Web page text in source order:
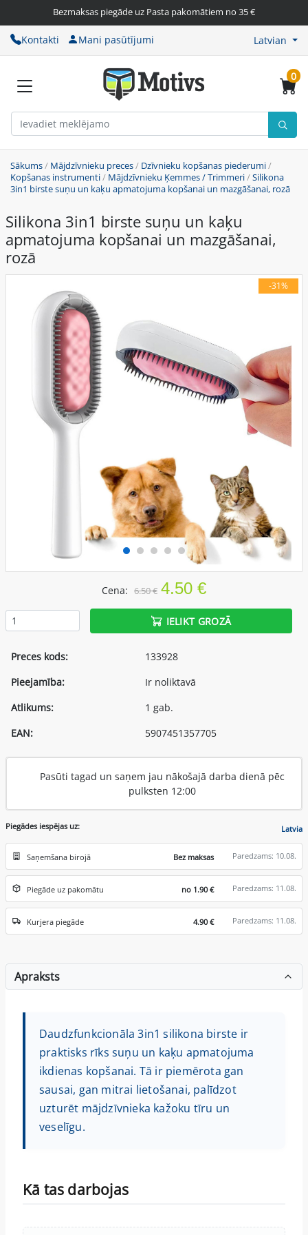
Bezmaksas piegāde uz Pasta pakomātiem no 35 €
Kontakti Mani pasūtījumi Latvian
0
Sākums/ Mājdzīvnieku preces/ Dzīvnieku kopšanas piederumi/
Kopšanas instrumenti/ Mājdzīvnieku Ķemmes / Trimmeri/Silikona
3in1 birste suņu un kaķu apmatojuma kopšanai un mazgāšanai, rozā
Silikona 3in1 birste suņu un kaķu
apmatojuma kopšanai un mazgāšanai,
rozā
-31%
Cena: 6.50 € 4.50 €
IELIKT GROZĀ
Preces kods:
133928
Pieejamība:
Ir noliktavā
Atlikums:
1 gab.
EAN:
5907451357705
Pasūti tagad un saņem jau nākošajā darba dienā pēc
pulksten 12:00
Piegādes iespējas uz: Latvia
Saņemšana birojā Bez maksas Paredzams: 10.08.
Piegāde uz pakomātu no 1.90 € Paredzams: 11.08.
Kurjera piegāde 4.90 € Paredzams: 11.08.
Apraksts
Daudzfunkcionāla 3in1 silikona birste ir
praktisks rīks suņu un kaķu apmatojuma
ikdienas kopšanai. Tā ir piemērota gan
sausai, gan mitrai lietošanai, palīdzot
uzturēt mājdzīvnieka kažoku tīru un
veselīgu.
Kā tas darbojas